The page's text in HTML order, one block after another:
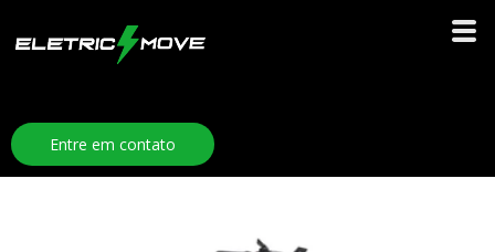
Entre em contato